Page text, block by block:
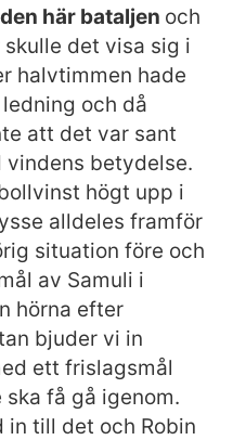
här bataljen och
det visa sig i
halvtimmen hade
och då
att det var sant
vindens betydelse.
högt upp i
alldeles framför
situation före och
av Samuli i
hörna efter
bjuder vi in
ett frislagsmål
få gå igenom.
in till det och Robin